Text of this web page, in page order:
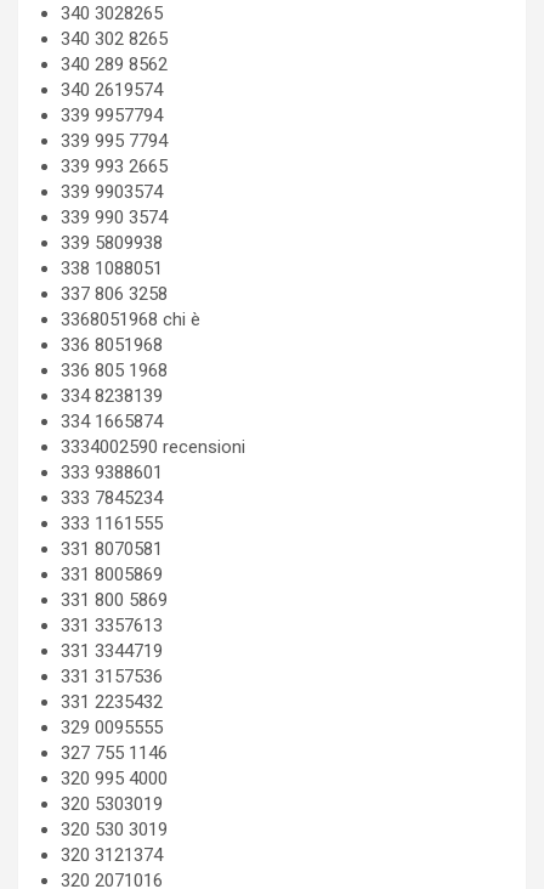
340 3028265
340 302 8265
340 289 8562
340 2619574
339 9957794
339 995 7794
339 993 2665
339 9903574
339 990 3574
339 5809938
338 1088051
337 806 3258
3368051968 chi è
336 8051968
336 805 1968
334 8238139
334 1665874
3334002590 recensioni
333 9388601
333 7845234
333 1161555
331 8070581
331 8005869
331 800 5869
331 3357613
331 3344719
331 3157536
331 2235432
329 0095555
327 755 1146
320 995 4000
320 5303019
320 530 3019
320 3121374
320 2071016